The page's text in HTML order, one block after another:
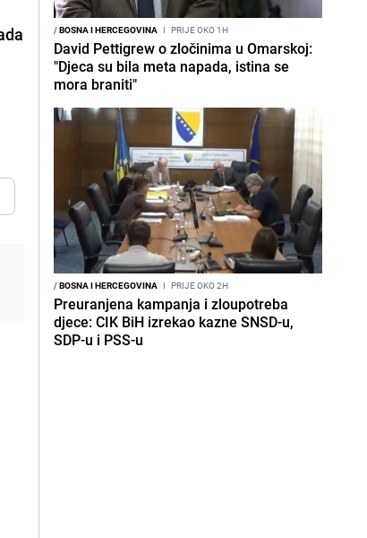
/BOSNA I HERCEGOVINA I PRIJE OKO 1H
David Pettigrew o zločinima u Omarskoj:
"Djeca su bila meta napada, istina se
mora braniti"
/BOSNA I HERCEGOVINA I PRIJE OKO 2H
Preuranjena kampanja i zloupotreba
djece: CIK BiH izrekao kazne SNSD-u,
SDP-u i PSS-u